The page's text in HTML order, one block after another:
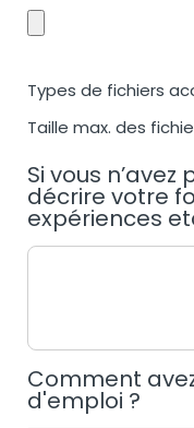
Types de fichiers
Taille max. des
Si vous n’avez
décrire votre
expériences
Comment
d'emploi ?